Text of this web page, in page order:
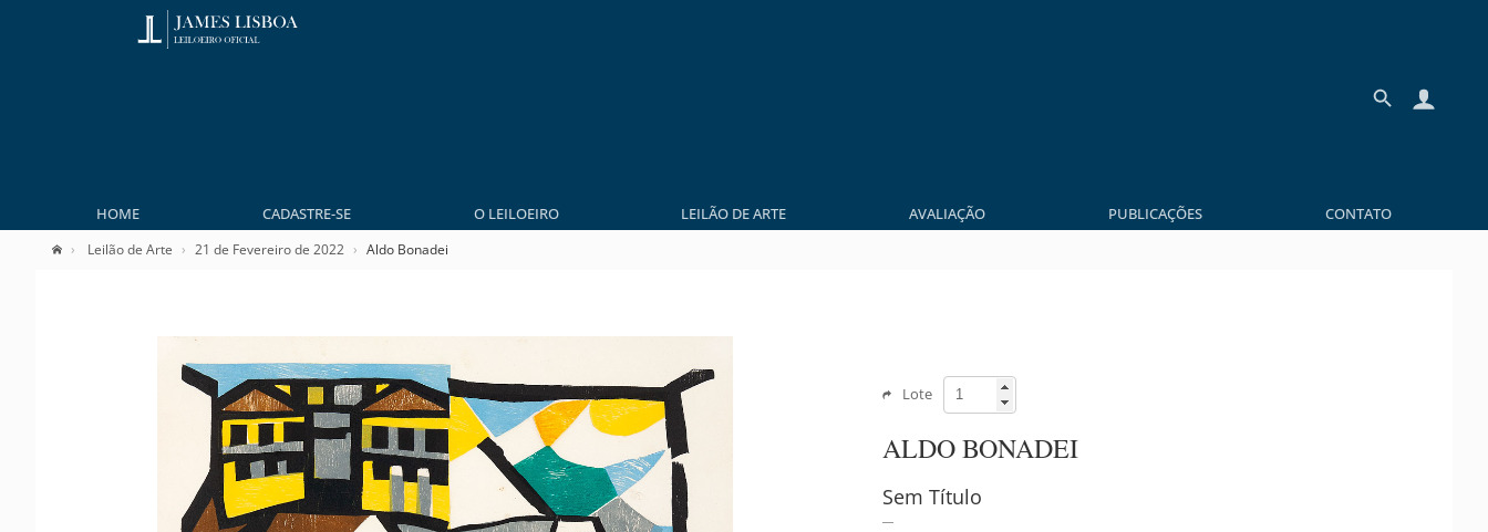
HOME CADASTRE-SE O LEILOEIRO LEILÃO DE ARTE AVALIAÇÃO PUBLICAÇÕES CONTATO
Leilão de Arte 21 de Fevereiro de 2022 Aldo Bonadei
Lote
ALDO BONADEI
Sem Título